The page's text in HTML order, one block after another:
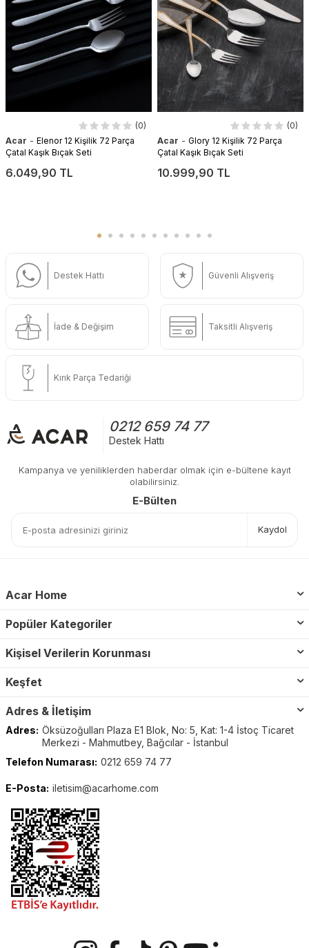
(0)
Acar - Elenor 12 Kişilik 72 Parça
Çatal Kaşık Bıçak Seti
6.049,90 TL
(0)
Acar - Glory 12 Kişilik 72 Parça
Çatal Kaşık Bıçak Seti
10.999,90 TL
Destek Hattı Güvenli Alışveriş
İade & Değişim Taksitli Alışveriş
Kırık Parça Tedariği
0212 659 74 77
Destek Hattı
Kampanya ve yeniliklerden haberdar olmak için e-bültene kayıt
olabilirsiniz.
E-Bülten
Kaydol
Acar Home
Popüler Kategoriler
Kişisel Verilerin Korunması
Keşfet
Adres & İletişim
Adres: Öksüzoğulları Plaza E1 Blok, No: 5, Kat: 1-4 İstoç Ticaret
Merkezi - Mahmutbey, Bağcılar - İstanbul
Telefon Numarası: 0212 659 74 77
E-Posta: iletisim@acarhome.com